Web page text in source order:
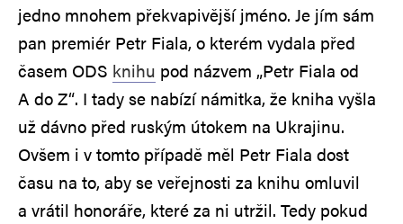
jedno mnohem překvapivější jméno. Je jím sám
pan premiér Petr Fiala, o kterém vydala před
časem ODS knihu pod názvem „Petr Fiala od
A do Z“. I tady se nabízí námitka, že kniha vyšla
už dávno před ruským útokem na Ukrajinu.
Ovšem i v tomto případě měl Petr Fiala dost
času na to, aby se veřejnosti za knihu omluvil
a vrátil honoráře, které za ni utržil. Tedy pokud